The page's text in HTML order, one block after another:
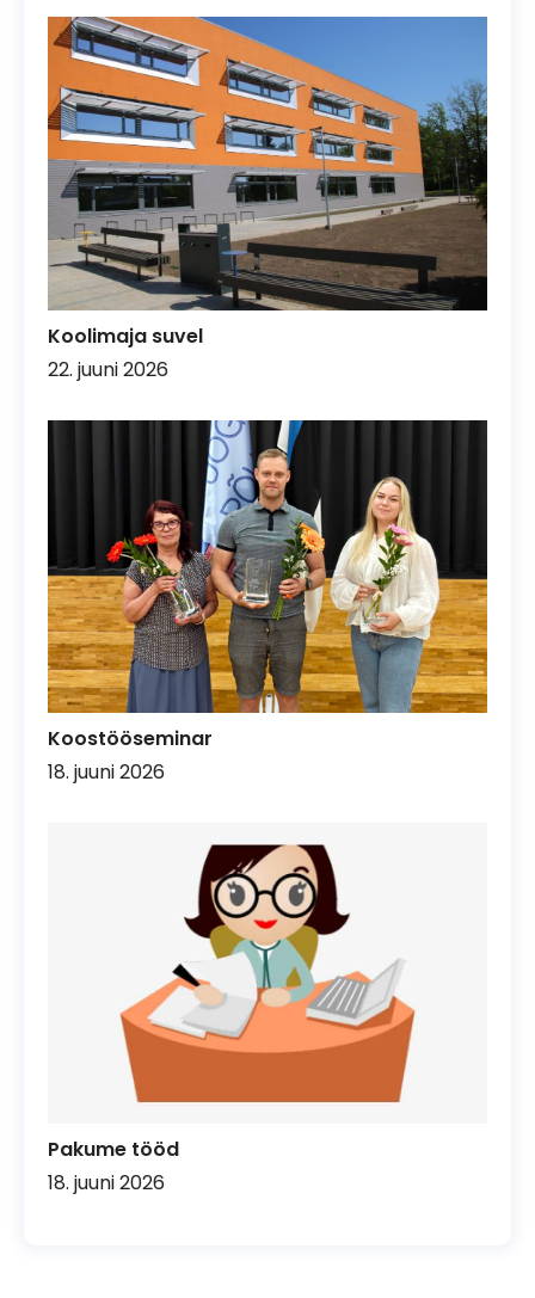
Koolimaja suvel
22. juuni 2026
Koostööseminar
18. juuni 2026
Pakume tööd
18. juuni 2026